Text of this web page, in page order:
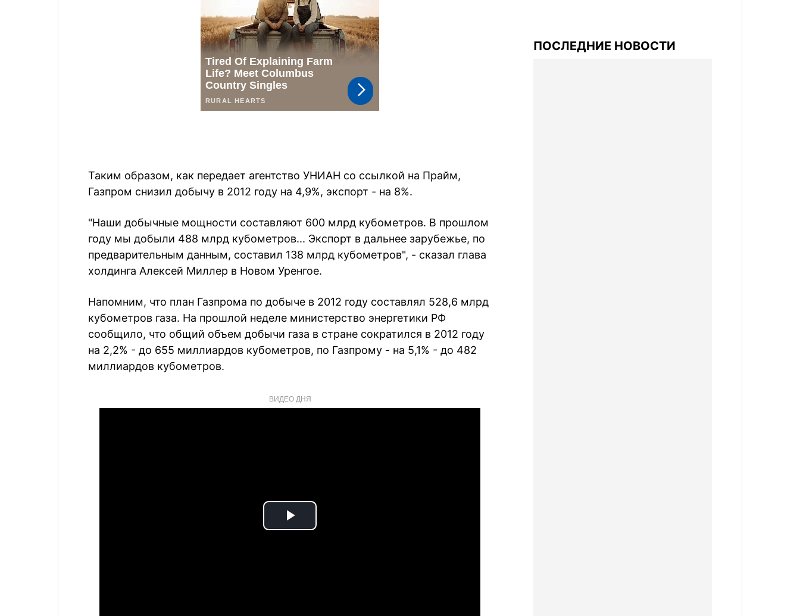
Таким образом, как передает агентство УНИАН со ссылкой на Прайм,
Газпром снизил добычу в 2012 году на 4,9%, экспорт - на 8%.
"Наши добычные мощности составляют 600 млрд кубометров. В прошлом
году мы добыли 488 млрд кубометров... Экспорт в дальнее зарубежье, по
предварительным данным, составил 138 млрд кубометров", - сказал глава
холдинга Алексей Миллер в Новом Уренгое.
Напомним, что план Газпрома по добыче в 2012 году составлял 528,6 млрд
кубометров газа. На прошлой неделе министерство энергетики РФ
сообщило, что общий объем добычи газа в стране сократился в 2012 году
на 2,2% - до 655 миллиардов кубометров, по Газпрому - на 5,1% - до 482
миллиардов кубометров.
ВИДЕО ДНЯ
Play
ПОСЛЕДНИЕ НОВОСТИ